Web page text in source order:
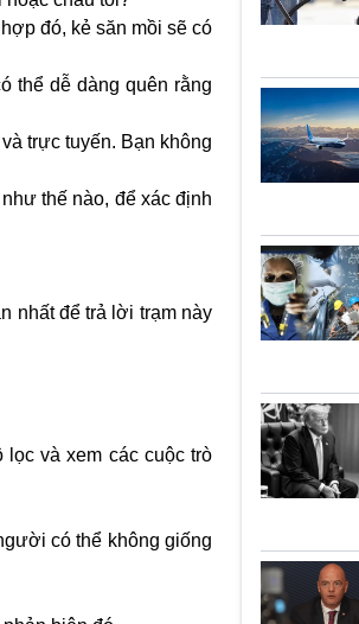
đó, kẻ săn mồi sẽ có
thể dễ dàng quên rằng
trực tuyến. Bạn không
thế nào, để xác định
nhất để trả lời trạm này
và xem các cuộc trò
có thể không giống